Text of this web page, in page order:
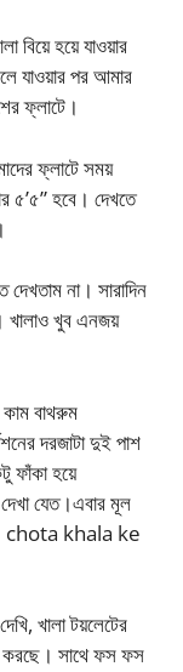
হয়ে যাওয়ার
যাওয়ার পর আমার
ফ্লাটে।
ফ্লাটে সময়
৫’৫” হবে। দেখতে
না। সারাদিন
খালাও খুব এনজয়
বাথরুম
দরজাটা দুই পাশ
ফাঁকা হয়ে
যেত।এবার মূল
chota khala ke
খালা টয়লেটের
করছে। সাথে ফস ফস